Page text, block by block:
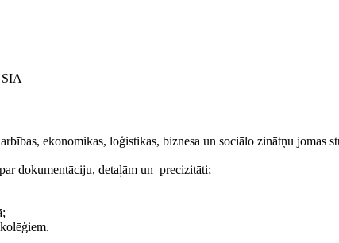
ekonomikas, loģistikas, biznesa un sociālo zinātņu jomas
dokumentāciju, detaļām un precizitāti;